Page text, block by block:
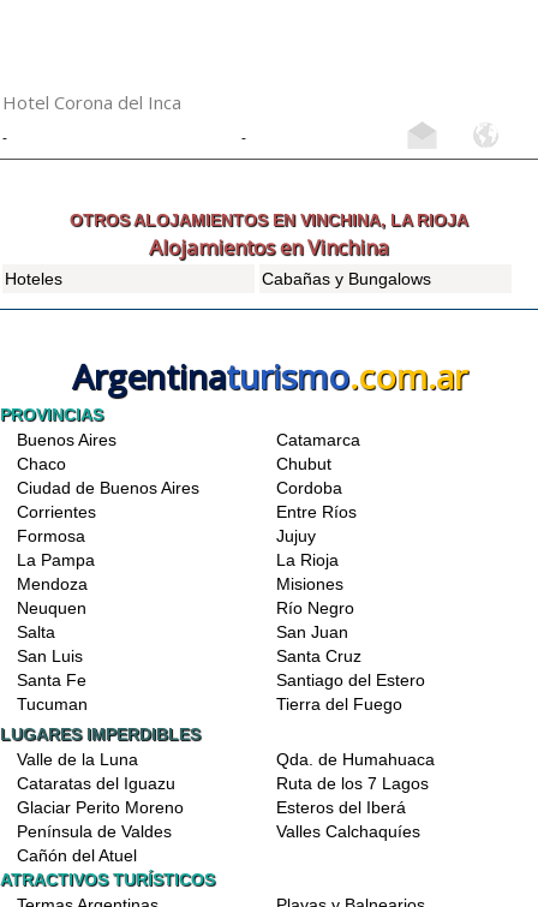
Hotel Corona del Inca
- -
OTROS ALOJAMIENTOS EN VINCHINA, LA RIOJA
Alojamientos en Vinchina
Hoteles Cabañas y Bungalows
Argentinaturismo.com.ar
PROVINCIAS
Buenos Aires
Catamarca
Chaco
Chubut
Ciudad de Buenos Aires
Cordoba
Corrientes
Entre Ríos
Formosa
Jujuy
La Pampa
La Rioja
Mendoza
Misiones
Neuquen
Río Negro
Salta
San Juan
San Luis
Santa Cruz
Santa Fe
Santiago del Estero
Tucuman
Tierra del Fuego
LUGARES IMPERDIBLES
Valle de la Luna
Qda. de Humahuaca
Cataratas del Iguazu
Ruta de los 7 Lagos
Glaciar Perito Moreno
Esteros del Iberá
Península de Valdes
Valles Calchaquíes
Cañón del Atuel
ATRACTIVOS TURÍSTICOS